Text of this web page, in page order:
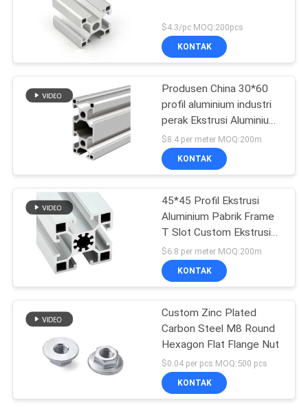
PERMINTAAN
PENAWARAN
SITEMAP
PRIVACY
Jalur Roller Placon
Pipa Ramping
Aluminium
94
Konektor Pipa
Aluminium
140
$4.3/pc MOQ:200pcs
KONTAK
Produsen China 30*60
profil aluminium industri
perak Ekstrusi Aluminium
Ringan
$8.4 per meter MOQ:200m
KONTAK
45*45 Profil Ekstrusi
Aluminium Pabrik Frame
T Slot Custom Ekstrusi
Anodized Profil
Aluminium Industri
$6.8 per meter MOQ:200m
KONTAK
Custom Zinc Plated
Carbon Steel M8 Round
Hexagon Flat Flange Nut
$0.04 per pcs MOQ:500 pcs
KONTAK